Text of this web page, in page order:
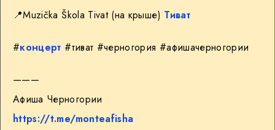
📍Muzička Škola Tivat (на крыше) Тиват
#концерт #тиват #черногория #афишачерногории
———
Афиша Черногории
https://t.me/monteafisha